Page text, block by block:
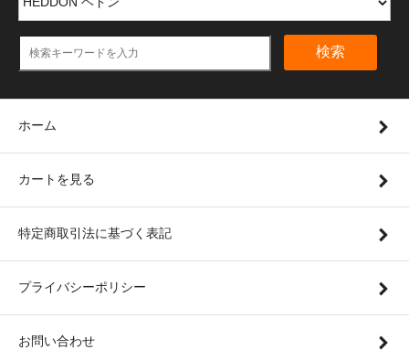
検索
ホーム
カートを見る
特定商取引法に基づく表記
プライバシーポリシー
お問い合わせ